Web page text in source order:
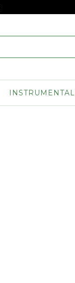
INSTRUMENTAL